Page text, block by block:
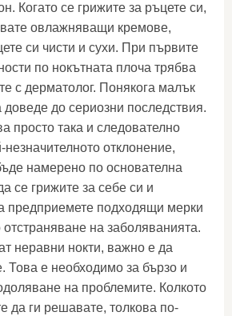
Когато се грижите за ръцете си,
овлажняващи кремове,
си чисти и сухи. При първите
по нокътната плоча трябва
с дерматолог. Понякога малък
до сериозни последствия.
просто така и следователно
отклонение,
намерено по основателна
се грижите за себе си и
предприемете подходящи мерки
на заболяванията.
неравни нокти, важно е да
Това е необходимо за бързо и
на проблемите. Колкото
да ги решавате, толкова по-